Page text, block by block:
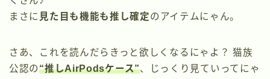
まさに 見た目も機能も推し確定のアイテムにゃん。
さあ、これを読んだらきっと欲しくなるにゃよ？ 猫族
公認の“推しAirPodsケース”、じっくり見ていってにゃ